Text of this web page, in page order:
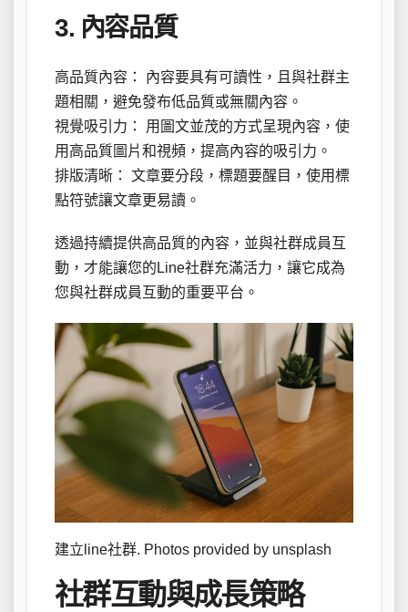
3. 內容品質
高品質內容： 內容要具有可讀性，且與社群主
題相關，避免發布低品質或無關內容。
視覺吸引力： 用圖文並茂的方式呈現內容，使
用高品質圖片和視頻，提高內容的吸引力。
排版清晰： 文章要分段，標題要醒目，使用標
點符號讓文章更易讀。
透過持續提供高品質的內容，並與社群成員互
動，才能讓您的Line社群充滿活力，讓它成為
您與社群成員互動的重要平台。
建立line社群. Photos provided by unsplash
社群互動與成長策略